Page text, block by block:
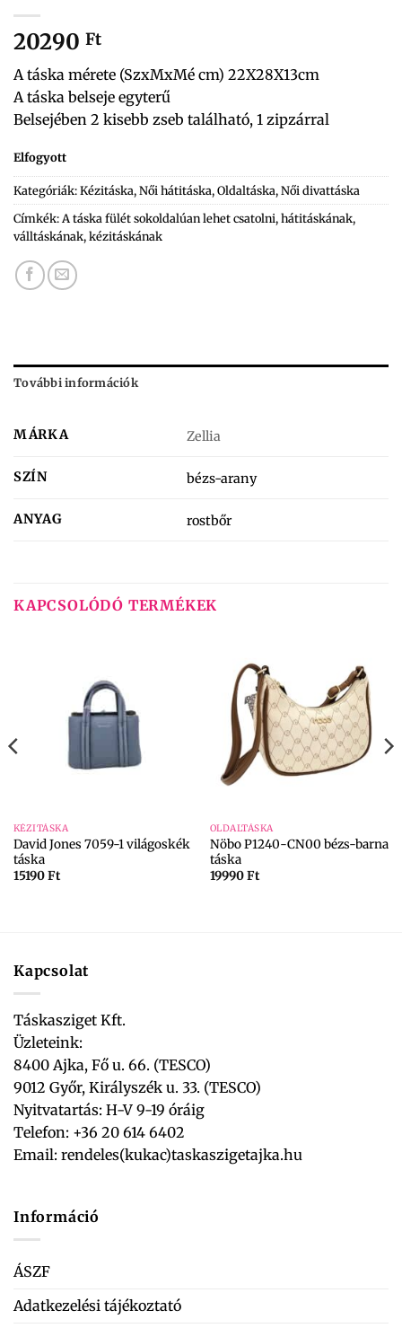
20290 Ft
A táska mérete (SzxMxMé cm) 22X28X13cm
A táska belseje egyterű
Belsejében 2 kisebb zseb található, 1 zipzárral
Elfogyott
Kategóriák:Kézitáska,Női hátitáska,Oldaltáska,Női divattáska
Címkék: A táska fülét sokoldalúan lehet csatolni,hátitáskának,
válltáskának,kézitáskának
További információk
MÁRKA Zellia
SZÍN bézs-arany
ANYAG rostbőr
KAPCSOLÓDÓ TERMÉKEK
KÉZITÁSKA
David Jones 7059-1 világoskék
táska
15190Ft
OLDALTÁSKA
Nöbo P1240-CN00 bézs-barna
táska
19990Ft
Kapcsolat
Táskasziget Kft.
Üzleteink:
8400 Ajka, Fő u. 66. (TESCO)
9012 Győr, Királyszék u. 33. (TESCO)
Nyitvatartás: H-V 9-19 óráig
Telefon: +36 20 614 6402
Email: rendeles(kukac)taskaszigetajka.hu
Információ
ÁSZF
Adatkezelési tájékoztató